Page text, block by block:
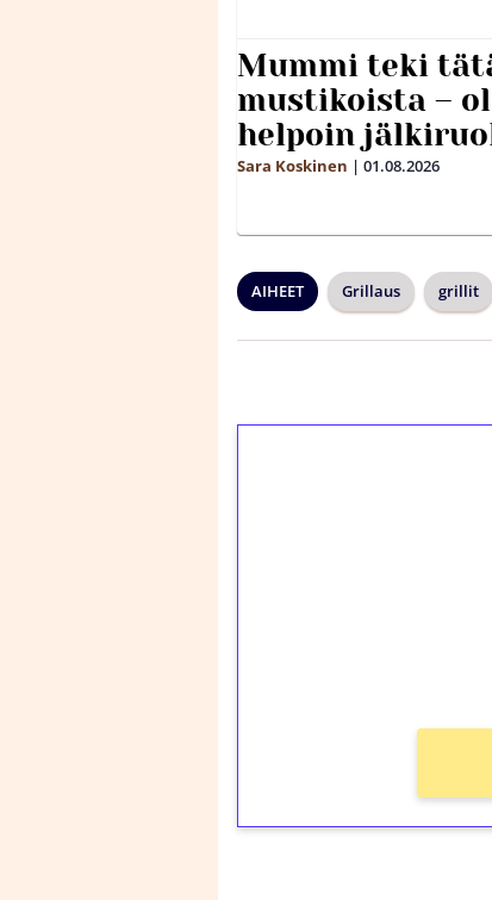
Mummi teki
mustikoista –
helpoin
Sara Koskinen | 01.08.2026
AIHEET Grillaus grillit